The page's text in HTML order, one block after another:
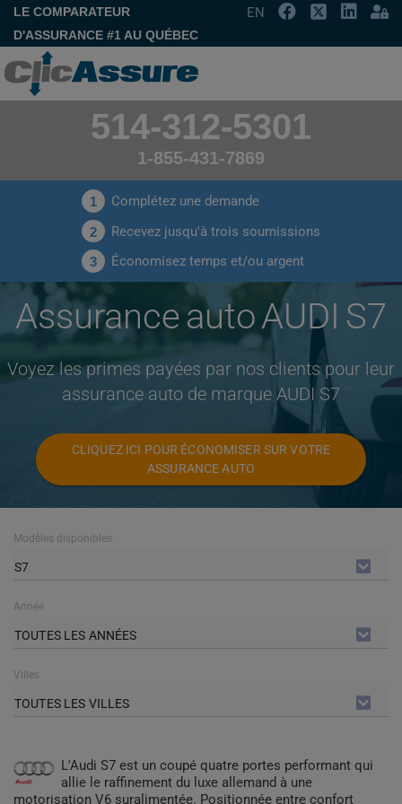
LE COMPARATEUR
D'ASSURANCE #1 AU QUÉBEC
EN
514-312-5301
1-855-431-7869
1 Complétez une demande
2 Recevez jusqu'à trois soumissions
3 Économisez temps et/ou argent
Assurance auto AUDI S7
Voyez les primes payées par nos clients pour leur
assurance auto de marque AUDI S7
CLIQUEZ ICI POUR ÉCONOMISER SUR VOTRE
ASSURANCE AUTO
Modèles disponibles
S7
Année
TOUTES LES ANNÉES
Villes
TOUTES LES VILLES
L'Audi S7 est un coupé quatre portes performant qui
allie le raffinement du luxe allemand à une
motorisation V6 suralimentée. Positionnée entre confort